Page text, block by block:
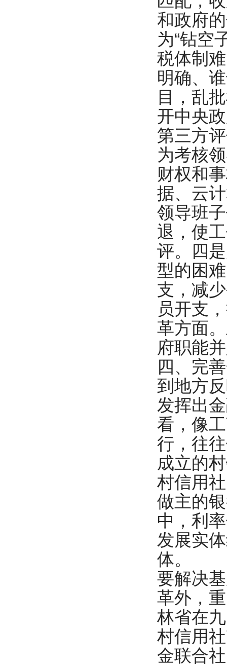
和政府
为“钻空
税体制
明确、
目，乱
开中央
第三方
为考核
财权和
据、云
领导班
退，使
评。四
型的困
支，减
员开支
革方面
府职能
四、完
到地方
发挥出
看，像
行，往
成立的
村信用
做主的
中，利
发展实
体。
要解决
革外，
林省在
村信用
金联合